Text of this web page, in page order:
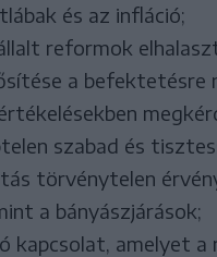
és az infláció;
reformok
a befektetésre
szabad és
törvénytelen
a bányászjárások;
kapcsolat, amelyet